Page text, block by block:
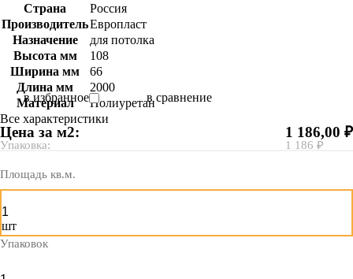
Страна
Россия
ПроизводительЕвропласт
Назначение
для потолка
Высота мм
108
Ширина мм
66
Длина мм
2000
Материал
Полиуретан
Все характеристики
в избранное в сравнение
Цена за м2:
Упаковка:
1 186,00 ₽
1 186 ₽
Площадь кв.м.
шт
Упаковок